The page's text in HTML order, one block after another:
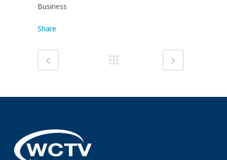
Business
Share